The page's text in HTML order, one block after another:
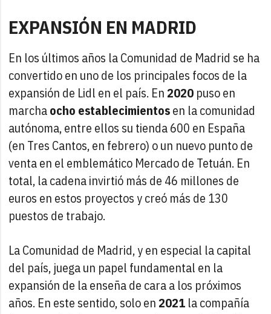
EXPANSIÓN EN MADRID
En los últimos años la Comunidad de Madrid se ha
convertido en uno de los principales focos de la
expansión de Lidl en el país. En2020 puso en
marchaocho establecimientosen la comunidad
autónoma, entre ellos su tienda 600 en España
(en Tres Cantos, en febrero) o un nuevo punto de
venta en el emblemático Mercado de Tetuán. En
total, la cadena invirtió más de 46 millones de
euros en estos proyectos y creó más de 130
puestos de trabajo.
La Comunidad de Madrid, y en especial la capital
del país, juega un papel fundamental en la
expansión de la enseña de cara a los próximos
años. En este sentido, solo en2021 la compañía